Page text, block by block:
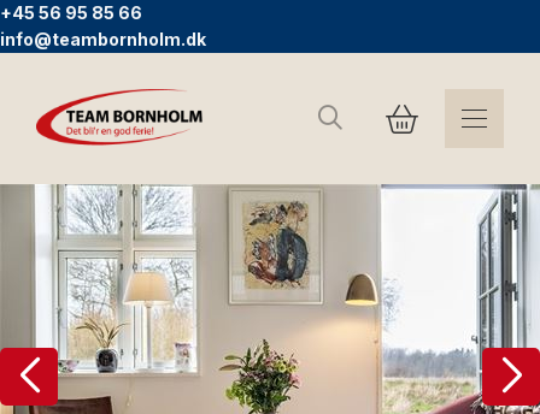
+45 56 95 85 66
info@teambornholm.dk
Search